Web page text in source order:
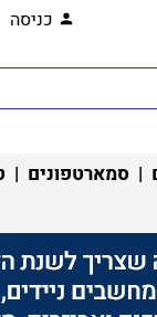
כניסה
| סמארטפונים |